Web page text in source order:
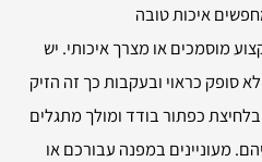
איכות טובה
מוסמכים או מצרך איכותי. יש
סופק כראוי ובעקבות כך זה הזיק
כפתור בודד ומולך מתגלים
מעוניינים במפנה עבורכם או